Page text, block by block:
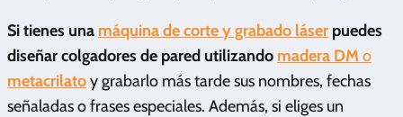
Si tienes una máquina de corte y grabado láser puedes
diseñar colgadores de pared utilizando madera DMo
metacrilatoy grabarlo más tarde sus nombres, fechas
señaladas o frases especiales. Además, si eliges un